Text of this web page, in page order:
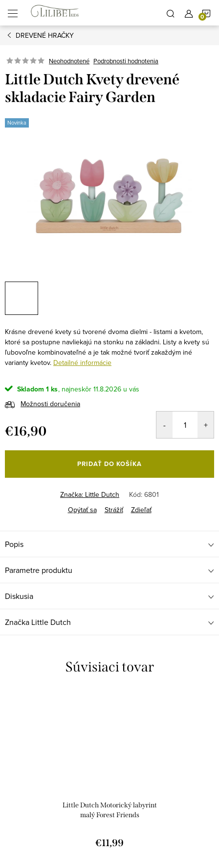
obsah
DREVENÉ HRAČKY
Neohodnotené Podrobnosti hodnotenia
Little Dutch Kvety drevené
skladacie Fairy Garden
Novinka
Krásne drevené kvety sú tvorené dvoma dielmi - listami a kvetom,
ktoré sa postupne navliekajú na stonku na základni. Listy a kvety sú
ľubovoľne kombinovateľné a je tak možné tvoriť zakaždým iné
varianty kvetov. Detailné informácie
Skladom 1 ks
11.8.2026
Možnosti doručenia
€16,90
cena:
PRIDAŤ DO KOŠÍKA
Značka: Little Dutch Kód: 6801
Opýtať sa
Strážiť Zdieľať
Popis
Parametre produktu
Diskusia
Značka Little Dutch
Súvisiaci tovar
Little Dutch Motorický labyrint
malý Forest Friends
€11,99